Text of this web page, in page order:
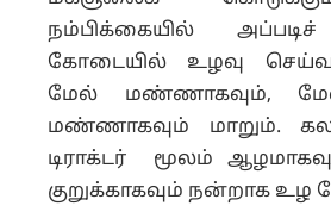
நம்பிக்கையில்
கோடையில் உழவு
மேல் மண்ணாகவும்,
மண்ணாகவும் மாறும்.
டிராக்டர் மூலம்
குறுக்காகவும் நன்றாக உழ